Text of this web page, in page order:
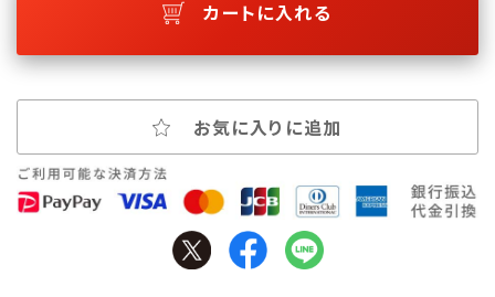
カートに入れる
お気に入りに追加